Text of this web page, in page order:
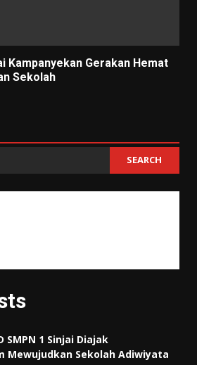
Kampanyekan Gerakan Hemat
Sekolah
SEARCH
SMPN 1 Sinjai Diajak
Mewujudkan Sekolah Adiwiyata